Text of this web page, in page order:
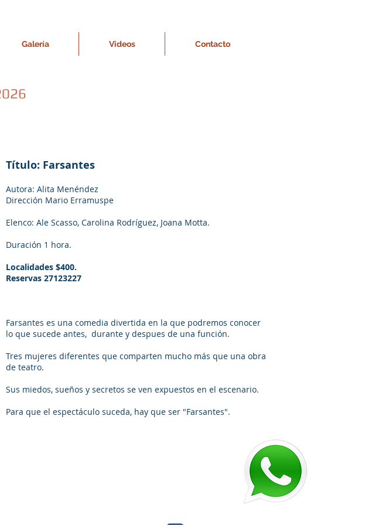
Galería Videos Contacto
Título: Farsantes
Autora: Alita Menéndez
Dirección Mario Erramuspe
Elenco: Ale Scasso, Carolina Rodríguez, Joana Motta.
Duración 1 hora.
Localidades $400.
Reservas 27123227
Farsantes es una comedia divertida en la que podremos conocer
lo que sucede antes, durante y despues de una función.
Tres mujeres diferentes que comparten mucho más que una obra
de teatro.
Sus miedos, sueños y secretos se ven expuestos en el escenario.
Para que el espectáculo suceda, hay que ser "Farsantes".